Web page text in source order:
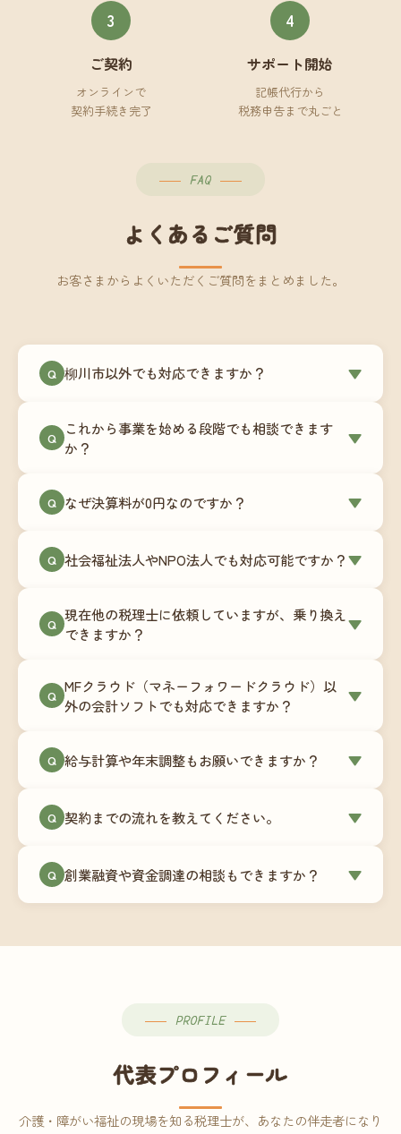
3
ご契約
オンラインで
契約手続き完了
4
サポート開始
記帳代行から
税務申告まで丸ごと
FAQ
よくあるご質問
お客さまからよくいただくご質問をまとめました。
Q 柳川市以外でも対応できますか？ ▼
やチャットツールを使ったオンラインでのやり取
りが中心ですので、地域を問わずサポート可能で
業者さまにご利用いただいています。
Q
これから事業を始める段階でも相談できます
か？
▼
180,000円〜）をご用意しています。事業計画の段
談にも対応しています。
Q なぜ決算料が0円なのですか？ ▼
次で進めています。そのため、決算時に追加の作
リプション型の料金体系を実現しています。年間
コストが事前にわかるので、資金繰りの見通しも
Q 社会福祉法人やNPO法人でも対応可能ですか？▼
は営利法人とは会計基準や監査要件が異なるた
め、別途お見積りとなります。まずはお気軽にご
Q 現在他の税理士に依頼していますが、乗り換え
できますか？
▼
ます。前任の税理士事務所との連携や、過去の帳
簿データの移行もお手伝いします。決算期のタイ
での変更も対応可能です。
Q MFクラウド（マネーフォワードクラウド）以
外の会計ソフトでも対応できますか？
▼
供しています。これから会計ソフトを導入される
します。freee・弥生会計等をご利用中の場合は、
Q 給与計算や年末調整もお願いできますか？ ▼
怠集計あり／5名まで）は月額15,000円〜、年末調
す。人数が増える場合は別途お見積りします。
Q 契約までの流れを教えてください。 ▼
（30〜60分）でご事業内容・ご要望のヒアリング
→ ③お見積り・ご契約 → ④MFクラウドの初期設
談から契約まで費用は発生しませんので、お気軽
Q 創業融資や資金調達の相談もできますか？ ▼
PROFILE
代表プロフィール
介護・障がい福祉の現場を知る税理士が、あなたの伴走者になり